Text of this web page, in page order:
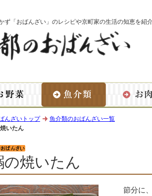
ず「おばんざい」のレシピや京町家の生活の知恵を紹
んざいトップ
魚介類のおばんざい一覧
いたん
の焼いたん
節分に